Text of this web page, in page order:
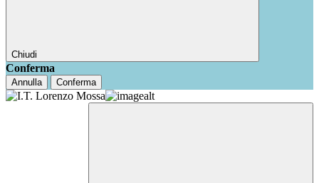
Chiudi
Conferma
Annulla Conferma